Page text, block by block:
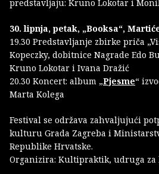
predstavljaju: Kruno Lokotar i
30. lipnja, petak, „Booksa“,
19.30 Predstavljanje zbirke priča
Kopeczky, dobitnice Nagrade Edo
Kruno Lokotar i Ivana Dražić
20.30 Koncert: album „Pjesme“
Marta Kolega
Festival se održava zahvaljujući
kulturu Grada Zagreba i
Republike Hrvatske.
Organizira: Kultipraktik, udruga za